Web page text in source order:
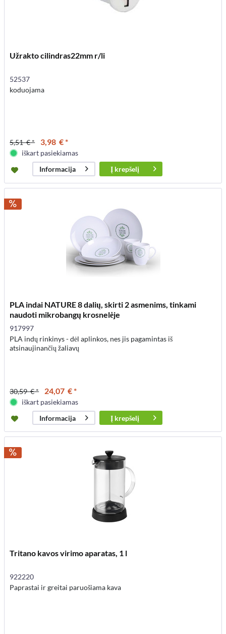
Užrakto cilindras22mm r/li
52537
koduojama
5,51 € * 3,98 € *
iškart pasiekiamas
Informacija
Į krepšelį
PLA indai NATURE 8 dalių, skirti 2 asmenims, tinkami
naudoti mikrobangų krosnelėje
917997
PLA indų rinkinys - dėl aplinkos, nes jis pagamintas iš
atsinaujinančių žaliavų
30,59 € * 24,07 € *
iškart pasiekiamas
Informacija
Į krepšelį
Tritano kavos virimo aparatas, 1 l
922220
Paprastai ir greitai paruošiama kava